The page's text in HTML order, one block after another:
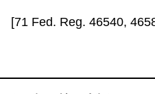
[71 Fed. Reg. 46540,